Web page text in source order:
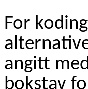
For
angitt
bokstav